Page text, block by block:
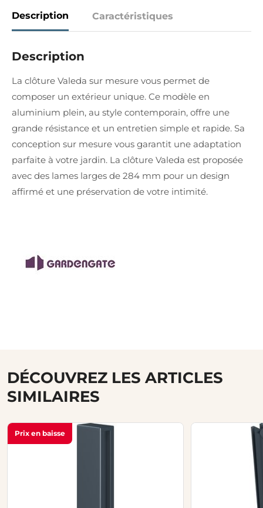
Description Caractéristiques
Description
La clôture Valeda sur mesure vous permet de
composer un extérieur unique. Ce modèle en
aluminium plein, au style contemporain, offre une
grande résistance et un entretien simple et rapide. Sa
conception sur mesure vous garantit une adaptation
parfaite à votre jardin. La clôture Valeda est proposée
avec des lames larges de 284 mm pour un design
affirmé et une préservation de votre intimité.
DÉCOUVREZ LES ARTICLES
SIMILAIRES
Prix en baisse